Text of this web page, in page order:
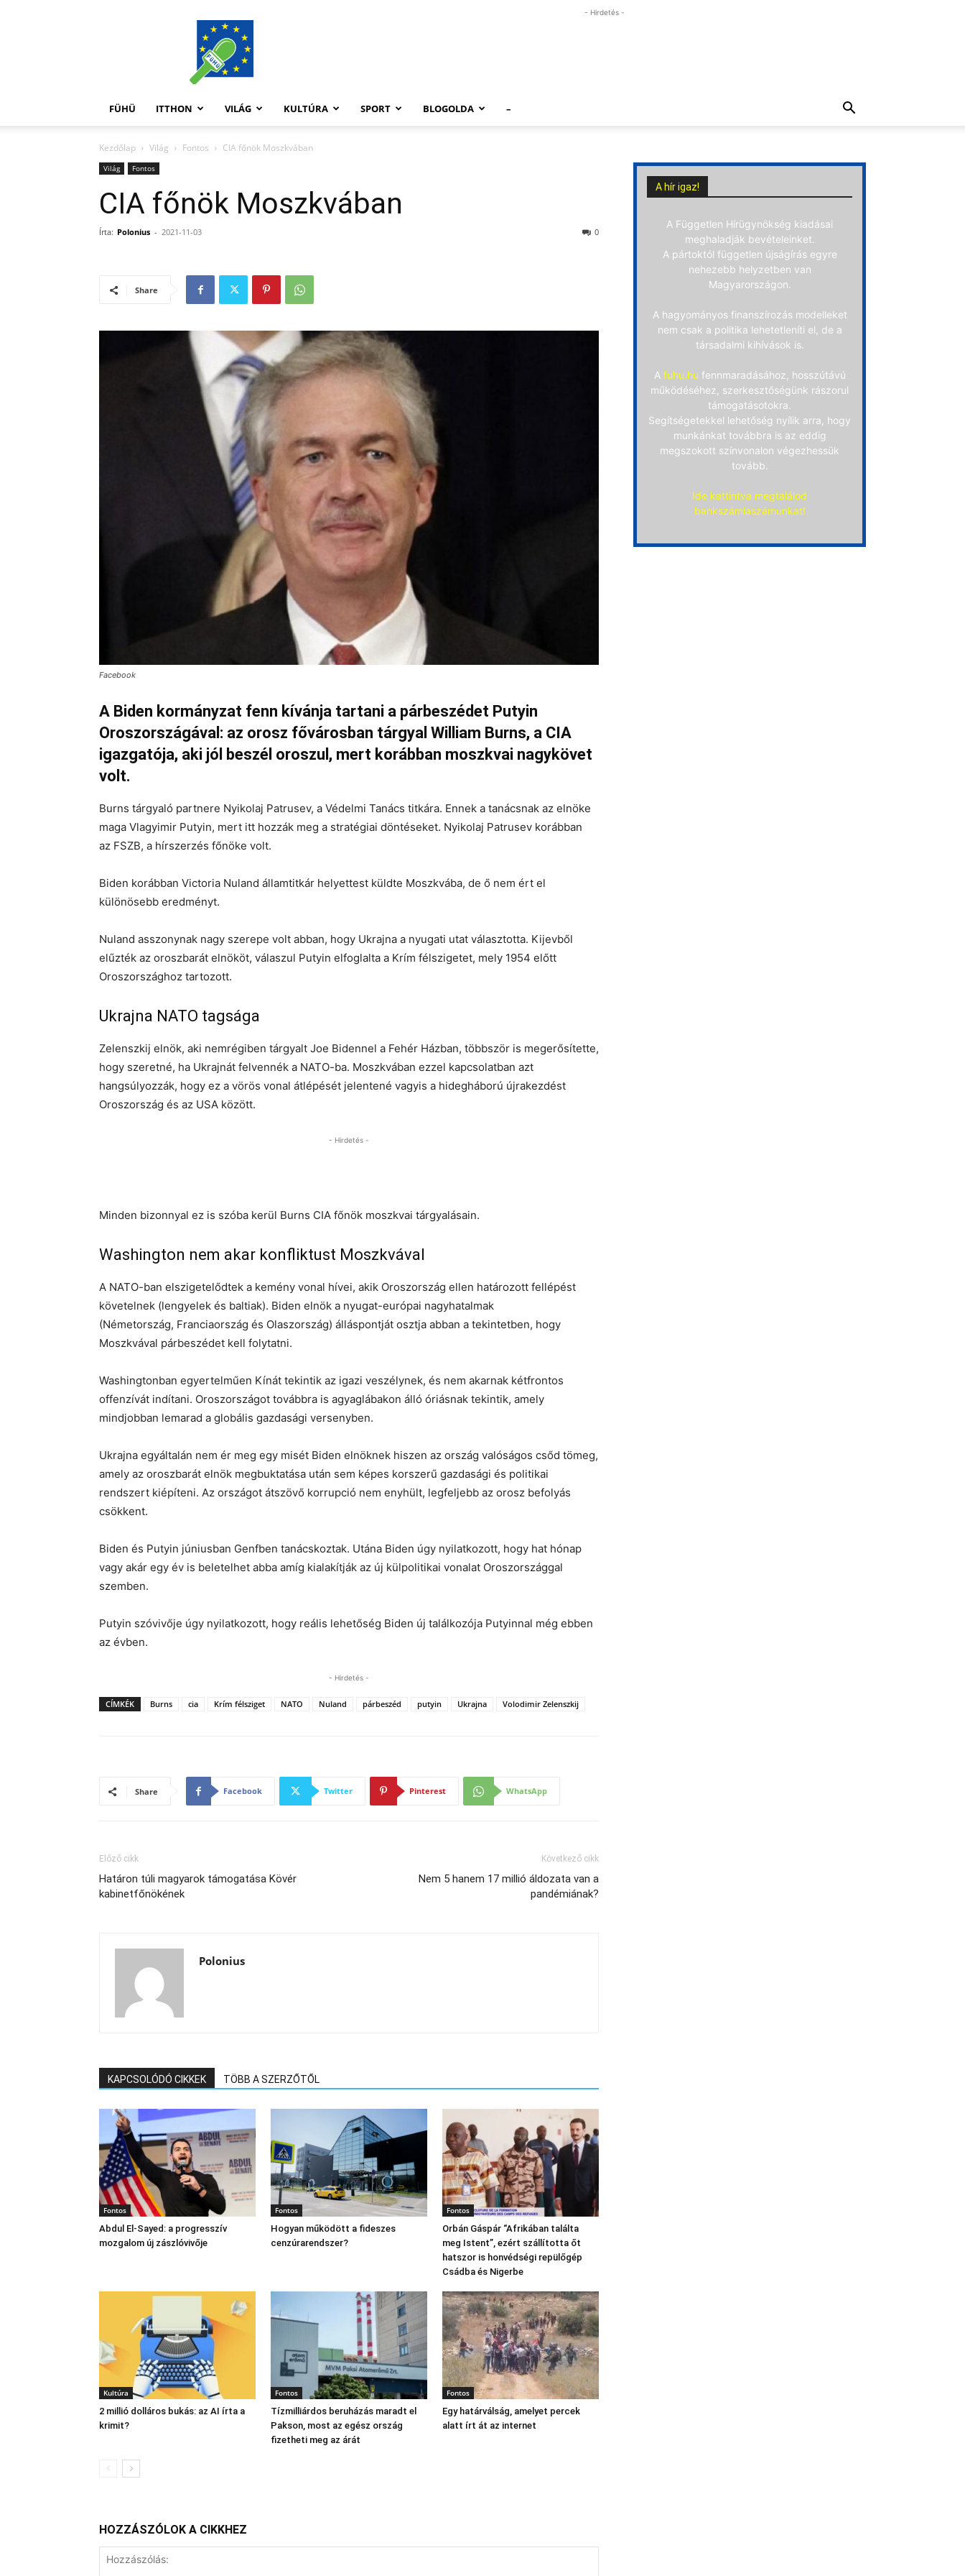
FüHü
- Hirdetés -
FÜHÜ ITTHON VILÁG KULTÚRA SPORT BLOGOLDA –
Kezdőlap Világ Fontos CIA főnök Moszkvában
Világ Fontos
CIA főnök Moszkvában
Írta: Polonius - 2021-11-03 0
Share
Facebook
A Biden kormányzat fenn kívánja tartani a párbeszédet Putyin
Oroszországával: az orosz fővárosban tárgyal William Burns, a CIA
igazgatója, aki jól beszél oroszul, mert korábban moszkvai nagykövet
volt.
Burns tárgyaló partnere Nyikolaj Patrusev, a Védelmi Tanács titkára. Ennek a tanácsnak az elnöke
maga Vlagyimir Putyin, mert itt hozzák meg a stratégiai döntéseket. Nyikolaj Patrusev korábban
az FSZB, a hírszerzés főnöke volt.
Biden korábban Victoria Nuland államtitkár helyettest küldte Moszkvába, de ő nem ért el
különösebb eredményt.
Nuland asszonynak nagy szerepe volt abban, hogy Ukrajna a nyugati utat választotta. Kijevből
elűzték az oroszbarát elnököt, válaszul Putyin elfoglalta a Krím félszigetet, mely 1954 előtt
Oroszországhoz tartozott.
Ukrajna NATO tagsága
Zelenszkij elnök, aki nemrégiben tárgyalt Joe Bidennel a Fehér Házban, többször is megerősítette,
hogy szeretné, ha Ukrajnát felvennék a NATO-ba. Moszkvában ezzel kapcsolatban azt
hangsúlyozzák, hogy ez a vörös vonal átlépését jelentené vagyis a hidegháború újrakezdést
Oroszország és az USA között.
- Hirdetés -
Minden bizonnyal ez is szóba kerül Burns CIA főnök moszkvai tárgyalásain.
Washington nem akar konfliktust Moszkvával
A NATO-ban elszigetelődtek a kemény vonal hívei, akik Oroszország ellen határozott fellépést
követelnek (lengyelek és baltiak). Biden elnök a nyugat-európai nagyhatalmak
(Németország, Franciaország és Olaszország) álláspontját osztja abban a tekintetben, hogy
Moszkvával párbeszédet kell folytatni.
Washingtonban egyertelműen Kínát tekintik az igazi veszélynek, és nem akarnak kétfrontos
offenzívát indítani. Oroszországot továbbra is agyaglábakon álló óriásnak tekintik, amely
mindjobban lemarad a globális gazdasági versenyben.
Ukrajna egyáltalán nem ér meg egy misét Biden elnöknek hiszen az ország valóságos csőd tömeg,
amely az oroszbarát elnök megbuktatása után sem képes korszerű gazdasági és politikai
rendszert kiépíteni. Az országot átszövő korrupció nem enyhült, legfeljebb az orosz befolyás
csökkent.
Biden és Putyin júniusban Genfben tanácskoztak. Utána Biden úgy nyilatkozott, hogy hat hónap
vagy akár egy év is beletelhet abba amíg kialakítják az új külpolitikai vonalat Oroszországgal
szemben.
Putyin szóvivője úgy nyilatkozott, hogy reális lehetőség Biden új találkozója Putyinnal még ebben
az évben.
- Hirdetés -
CÍMKÉK Burns cia Krím félsziget NATO Nuland párbeszéd putyin Ukrajna Volodimir Zelenszkij
Share Facebook Twitter Pinterest WhatsApp
Előző cikk
Határon túli magyarok támogatása Kövér
kabinetfőnökének
Következő cikk
Nem 5 hanem 17 millió áldozata van a
pandémiának?
Polonius
KAPCSOLÓDÓ CIKKEK TÖBB A SZERZŐTŐL
Fontos
Abdul El‑Sayed: a progresszív
mozgalom új zászlóvivője
Fontos
Hogyan működött a fideszes
cenzúrarendszer?
Fontos
Orbán Gáspár “Afrikában találta
meg Istent”, ezért szállította őt
hatszor is honvédségi repülőgép
Csádba és Nigerbe
Kultúra
2 millió dolláros bukás: az AI írta a
krimit?
Fontos
Tízmilliárdos beruházás maradt el
Pakson, most az egész ország
fizetheti meg az árát
Fontos
Egy határválság, amelyet percek
alatt írt át az internet
HOZZÁSZÓLOK A CIKKHEZ
A hír igaz!
A Független Hírügynökség kiadásai
meghaladják bevételeinket.
A pártoktól független újságírás egyre
nehezebb helyzetben van
Magyarországon.
A hagyományos finanszírozás modelleket
nem csak a politika lehetetleníti el, de a
társadalmi kihívások is.
A fuhu.hu fennmaradásához, hosszútávú
működéséhez, szerkesztőségünk rászorul
támogatásotokra.
Segítségetekkel lehetőség nyílik arra, hogy
munkánkat továbbra is az eddig
megszokott színvonalon végezhessük
tovább.
Ide kattintva megtalálod
bankszámlaszámunkat!